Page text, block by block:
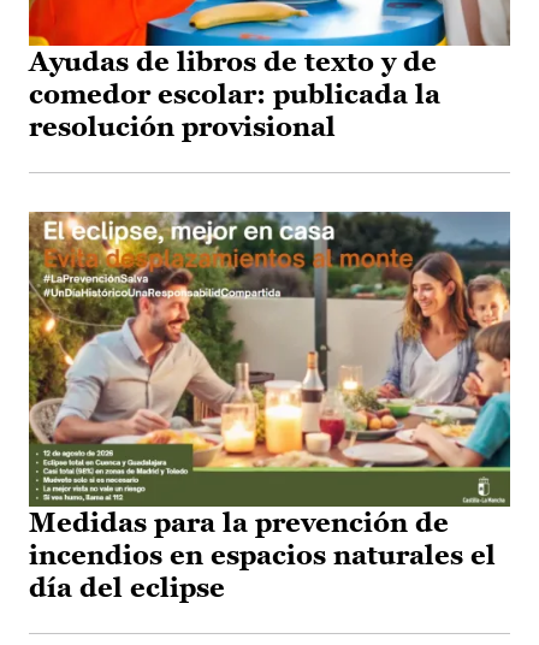
Ayudas de libros de texto y de
comedor escolar: publicada la
resolución provisional
Medidas para la prevención de
incendios en espacios naturales el
día del eclipse